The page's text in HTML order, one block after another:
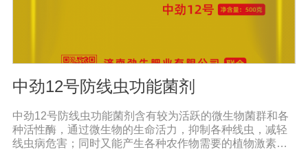
中劲12号防线虫功能菌剂
中劲12号防线虫功能菌剂含有较为活跃的微生物菌群和各
种活性酶，通过微生物的生命活力，抑制各种线虫，减轻
线虫病危害；同时又能产生各种农作物需要的植物激素、